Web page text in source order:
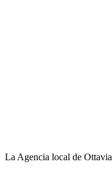
La Agencia local de Ottavia